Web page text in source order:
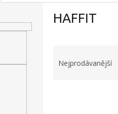
HAFFIT
Nejprodávanější